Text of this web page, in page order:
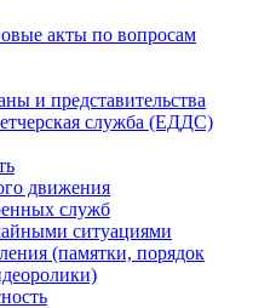
акты по вопросам
и представительства
служба (ЕДДС)
движения
служб
ситуациями
(памятки, порядок